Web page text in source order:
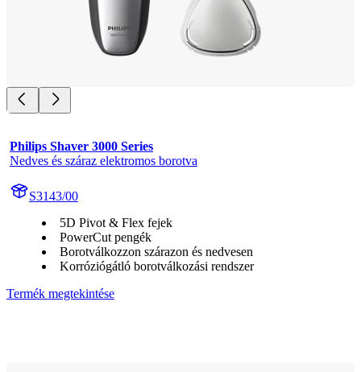
Philips Shaver 3000 Series
Nedves és száraz elektromos borotva
S3143/00
5D Pivot & Flex fejek
PowerCut pengék
Borotválkozzon szárazon és nedvesen
Korróziógátló borotválkozási rendszer
Termék megtekintése